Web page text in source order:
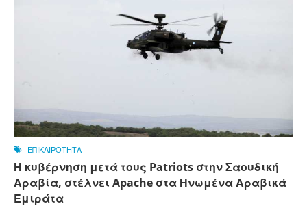
ΕΠΙΚΑΙΡΟΤΗΤΑ
Η κυβέρνηση μετά τους Patriots στην Σαουδική
Αραβία, στέλνει Apache στα Ηνωμένα Αραβικά
Εμιράτα